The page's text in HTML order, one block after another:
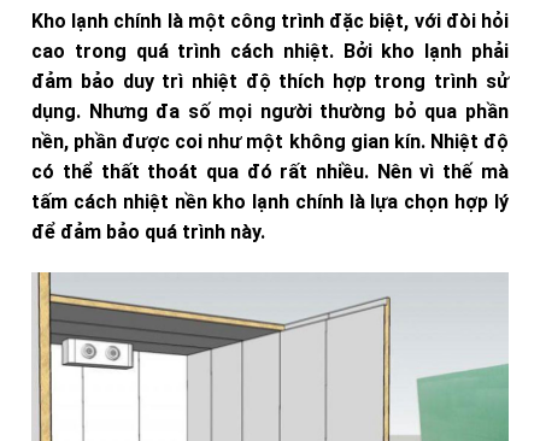
Kho lạnh chính là một công trình đặc biệt, với đòi hỏi
cao trong quá trình cách nhiệt. Bởi kho lạnh phải
đảm bảo duy trì nhiệt độ thích hợp trong trình sử
dụng. Nhưng đa số mọi người thường bỏ qua phần
nền, phần được coi như một không gian kín. Nhiệt độ
có thể thất thoát qua đó rất nhiều. Nên vì thế mà
tấm cách nhiệt nền kho lạnh chính là lựa chọn hợp lý
để đảm bảo quá trình này.